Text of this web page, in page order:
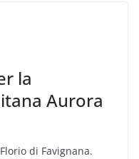
la
Aurora
di Favignana.